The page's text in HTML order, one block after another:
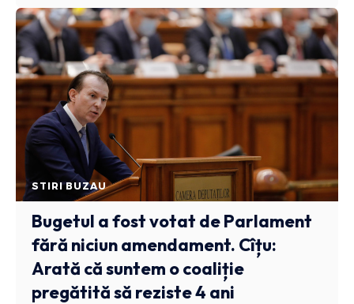
STIRI BUZAU
Bugetul a fost votat de Parlament
fără niciun amendament. Cîțu:
Arată că suntem o coaliție
pregătită să reziste 4 ani